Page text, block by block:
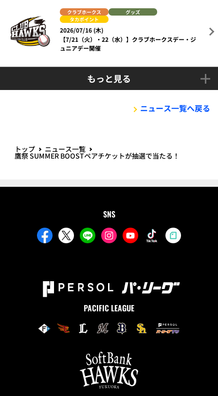
クラブホークス
グッズ
タカポイント
2026/07/16 (木)
【7/21（火）・22（水）】クラブホークスデー・ジ
ュニアデー開催
もっと見る
ニュース一覧へ戻る
トップ ニュース一覧
鷹祭 SUMMER BOOSTペアチケットが抽選で当たる！
SNS
PACIFIC LEAGUE